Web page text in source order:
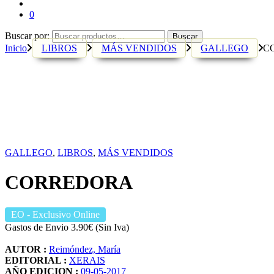
0
Buscar por: Buscar
Inicio LIBROS MÁS VENDIDOS GALLEGO
GALLEGO, LIBROS, MÁS VENDIDOS
CORREDORA
EO - Exclusivo Online
Gastos de Envio 3.90€ (Sin Iva)
AUTOR : Reimóndez, María
EDITORIAL : XERAIS
AÑO EDICION : 09-05-2017